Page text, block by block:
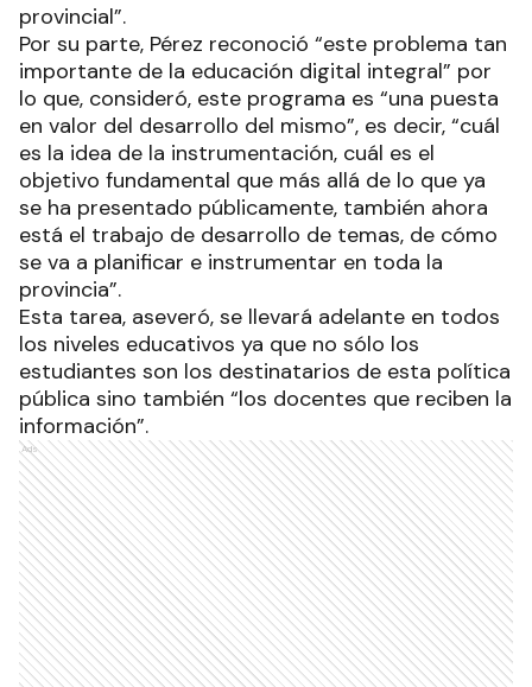
provincial”.
Por su parte, Pérez reconoció “este problema tan
importante de la educación digital integral” por
lo que, consideró, este programa es “una puesta
en valor del desarrollo del mismo”, es decir, “cuál
es la idea de la instrumentación, cuál es el
objetivo fundamental que más allá de lo que ya
se ha presentado públicamente, también ahora
está el trabajo de desarrollo de temas, de cómo
se va a planificar e instrumentar en toda la
provincia”.
Esta tarea, aseveró, se llevará adelante en todos
los niveles educativos ya que no sólo los
estudiantes son los destinatarios de esta política
pública sino también “los docentes que reciben la
información”.
Ads